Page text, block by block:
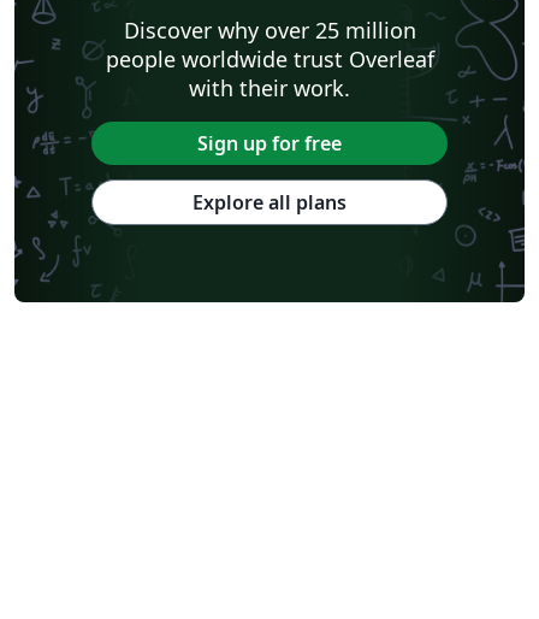
Discover why over 25 million
people worldwide trust Overleaf
with their work.
Sign up for free
Explore all plans